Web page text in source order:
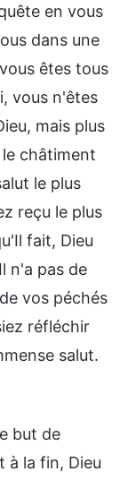
en vous
dans une
êtes tous
vous n'êtes
mais plus
châtiment
le plus
reçu le plus
fait, Dieu
n'a pas de
vos péchés
réfléchir
salut.
but de
à la fin, Dieu